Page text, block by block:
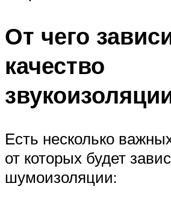
От чего
качество
Есть несколько
от которых будет
шумоизоляции: